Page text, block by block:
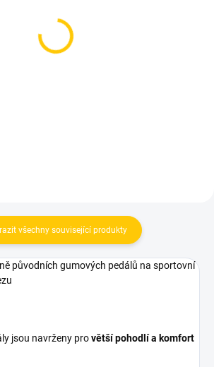
všechny související produkty
původních gumových pedálů na sportovní
jsou navrženy provětší pohodlí a komfort